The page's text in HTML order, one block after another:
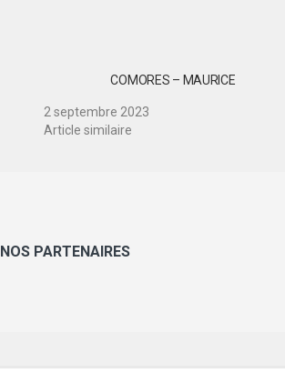
COMORES – MAURICE
2 septembre 2023
Article similaire
NOS PARTENAIRES